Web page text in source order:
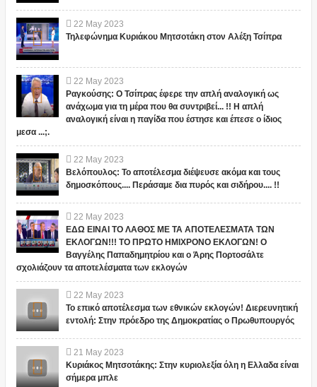
22 May 2023
Τηλεφώνημα Κυριάκου Μητσοτάκη στον Αλέξη Τσίπρα
22 May 2023
Ραγκούσης: Ο Τσίπρας έφερε την απλή αναλογική ως
ανάχωμα για τη μέρα που θα συντριβεί... !! Η απλή
αναλογική είναι η παγίδα που έστησε και έπεσε ο ίδιος
μεσα ...;.
22 May 2023
Βελόπουλος: Το αποτέλεσμα διέψευσε ακόμα και τους
δημοσκόπους.... Περάσαμε δια πυρός και σιδήρου.... !!
22 May 2023
ΕΔΩ ΕΙΝΑΙ ΤΟ ΛΑΘΟΣ ΜΕ ΤΑ ΑΠΟΤΕΛΕΣΜΑΤΑ ΤΩΝ
ΕΚΛΟΓΩΝ!!! ΤΟ ΠΡΩΤΟ ΗΜΙΧΡΟΝΟ ΕΚΛΟΓΩΝ! Ο
Βαγγέλης Παπαδημητρίου και ο Άρης Πορτοσάλτε
σχολιάζουν τα αποτελέσματα των εκλογών
22 May 2023
Το επικό αποτέλεσμα των εθνικών εκλογών! Διερευνητική
εντολή: Στην πρόεδρο της Δημοκρατίας ο Πρωθυπουργός
21 May 2023
Κυριάκος Μητσοτάκης: Στην κυριολεξία όλη η Ελλαδα είναι
σήμερα μπλε